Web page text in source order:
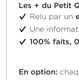
Les + du Petit
Relu par un
Une
100% faits,
En option: